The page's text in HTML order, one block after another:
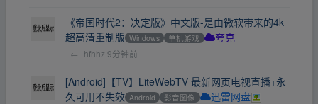
《帝国时代2：决定版》中文版-是由微软带来的4k
超高清重制版 Windows 单机游戏 夸克
← hfhhz 9分钟前
[Android]【TV】LiteWebTV-最新网页电视直播+永
久可用不失效 Android 影音图像 迅雷网盘